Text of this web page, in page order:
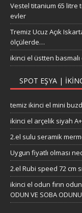
Vestel titanium 65 litre
evler
Tremiz Ucuz Açık
ölçülerde…
ikinci el üstten
SPOT EŞYA |
temiz ikinci el mini
ikinci el arçelik siyah
2.el sulu seramik
Uygun fiyatlı olması
2.el Rubi speed 72 cm
ikinci el odun fırın
ODUN VE SOBA